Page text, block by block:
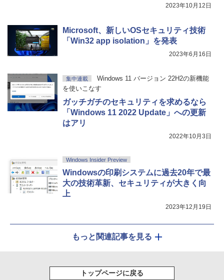
2023年10月12日
Microsoft、新しいOSセキュリティ技術
「Win32 app isolation」を発表
2023年6月16日
集中連載
Windows 11 バージョン 22H2の新機能
を使いこなす
ガッチガチのセキュリティを求めるなら
「Windows 11 2022 Update」への更新
はアリ
2022年10月3日
Windows Insider Preview
Windowsの印刷システムに過去20年で最
大の技術革新、セキュリティが大きく向
上
2023年12月19日
もっと関連記事を見る
トップページに戻る